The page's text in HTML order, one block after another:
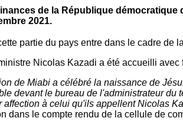
de la République
2021.
partie du pays entre dans le cadre
Nicolas Kazadi a été accueilli
de Miabi a célébré la naissance de
devant le bureau de l'administrateur du
affection à celui qu'ils appellent Nicolas
dans le compte rendu de la cellule de